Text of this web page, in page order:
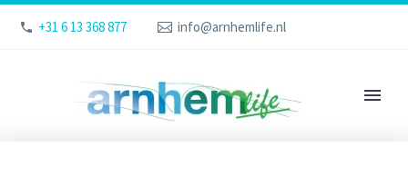
+31 6 13 368 877 info@arnhemlife.nl